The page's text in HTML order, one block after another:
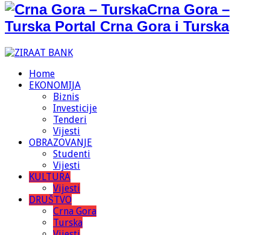
Crna Gora –
Turska Portal Crna Gora i Turska
Home
EKONOMIJA
Biznis
Investicije
Tenderi
Vijesti
OBRAZOVANJE
Studenti
Vijesti
KULTURA
Vijesti
DRUŠTVO
Crna Gora
Turska